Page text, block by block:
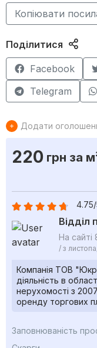
Копіювати
Поділитися
Facebook
Telegram
Додати
220 грн за
Відділ
На сайті
/ з
Компанія ТОВ
діяльність в
нерухомості з
оренду торгових
Заповнюваність